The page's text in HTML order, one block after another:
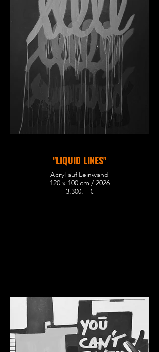
"LIQUID LINES"
Acryl auf Leinwand
120 x 100 cm / 2026
3.300.-- €